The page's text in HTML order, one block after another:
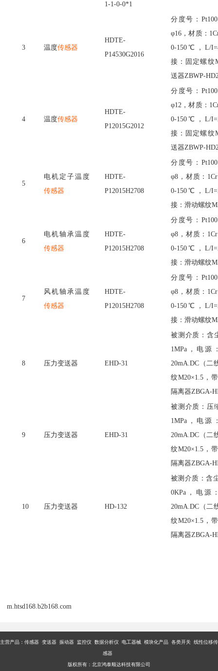
1-1-0-0*1
3 温度传感器
HDTE-
P14530G2016
分度号：
φ16，材质：
0-150℃，L/
接：固定螺纹
送器ZBWP-
4 温度传感器
HDTE-
P12015G2012
分度号：
φ12，材质：
0-150℃，L/
接：固定螺纹
送器ZBWP-
5
电机定子温度
传感器
HDTE-
P12015H2708
分度号：
φ8，材质：
0-150℃，L/
接：滑动螺纹
6
电机轴承温度
传感器
HDTE-
P12015H2708
分度号：
φ8，材质：
0-150℃，L/
接：滑动螺纹
7
风机轴承温度
传感器
HDTE-
P12015H2708
分度号：
φ8，材质：
0-150℃，L/
接：滑动螺纹
8 压力变送器 EHD-31
被测介质：含
1MPa，电源
20mA.DC（二
纹M20×1.5，
隔离器ZBGA-
9 压力变送器 EHD-31
被测介质：压
1MPa，电源
20mA.DC（二
纹M20×1.5，
隔离器ZBGA-
10 压力变送器 HD-132
被测介质：含
0KPa，电源
20mA.DC（二
纹M20×1.5，
隔离器ZBGA-
m.htsd168.b2b168.com
主营产品：传感器 变送器 振动器 监控仪 数据分析仪 电工器械 模块化产品 各类开关 线性位移传
感器
版权所有：北京鸿泰顺达科技有限公司